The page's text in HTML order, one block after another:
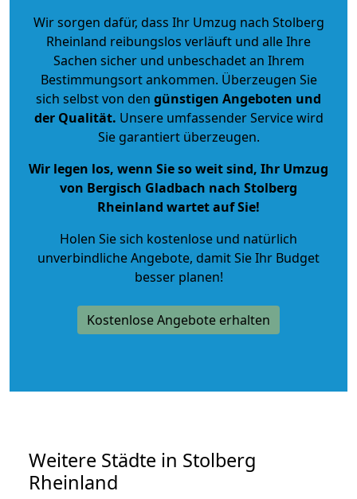
Wir sorgen dafür, dass Ihr Umzug nach Stolberg
Rheinland reibungslos verläuft und alle Ihre
Sachen sicher und unbeschadet an Ihrem
Bestimmungsort ankommen. Überzeugen Sie
sich selbst von den günstigen Angeboten und
der Qualität. Unsere umfassender Service wird
Sie garantiert überzeugen.
Wir legen los, wenn Sie so weit sind, Ihr Umzug
von Bergisch Gladbach nach Stolberg
Rheinland wartet auf Sie!
Holen Sie sich kostenlose und natürlich
unverbindliche Angebote, damit Sie Ihr Budget
besser planen!
Kostenlose Angebote erhalten
Weitere Städte in Stolberg
Rheinland